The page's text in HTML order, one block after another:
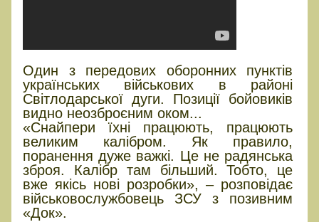
Один з передових оборонних пунктів
українських військових в районі
Світлодарської дуги. Позиції бойовиків
видно неозброєним оком...
«Снайпери їхні працюють, працюють
великим калібром. Як правило,
поранення дуже важкі. Це не радянська
зброя. Калібр там більший. Тобто, це
вже якісь нові розробки», – розповідає
військовослужбовець ЗСУ з позивним
«Док».